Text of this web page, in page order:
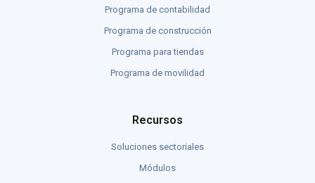
Programa de contabilidad
Programa de construcción
Programa para tiendas
Programa de movilidad
Recursos
Soluciones sectoriales
Módulos